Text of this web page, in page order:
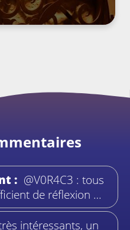
: @V0R4C3 : tous
de réflexion …
intéressants, un